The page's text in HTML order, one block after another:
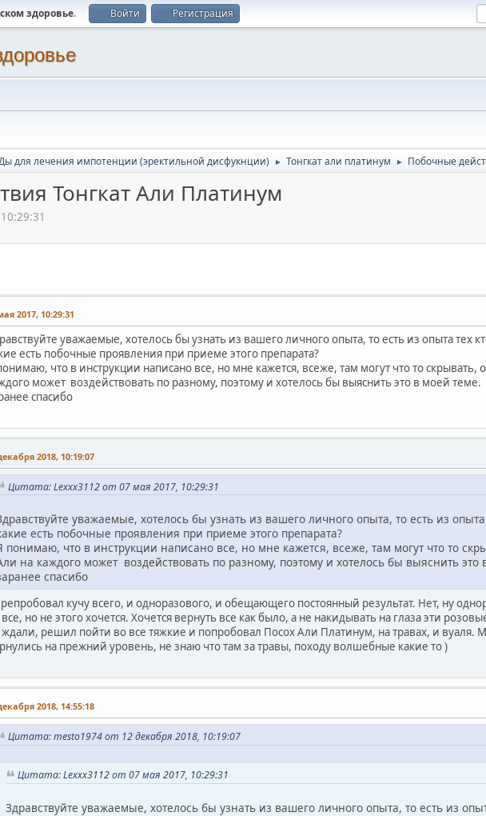
здоровье. Войти Регистрация
для лечения импотенции (эректильной дисфукнции) ► Тонгкат али платинум ► Побочные
Тонгкат Али Платинум
2017, 10:29:31
уважаемые, хотелось бы узнать из вашего личного опыта, то есть из опыта тех
есть побочные проявления при приеме этого препарата?
что в инструкции написано все, но мне кажется, всеже, там могут что то
может воздействовать по разному, поэтому и хотелось бы выяснить это в моей теме.
спасибо
2018, 10:19:07
Цитата: Lexxx3112 от 07 мая 2017, 10:29:31
уважаемые, хотелось бы узнать из вашего личного опыта, то есть из опыта
есть побочные проявления при приеме этого препарата?
понимаю, что в инструкции написано все, но мне кажется, всеже, там могут что то
на каждого может воздействовать по разному, поэтому и хотелось бы выяснить это
спасибо
кучу всего, и одноразового, и обещающего постоянный результат. Нет, ну
но не этого хочется. Хочется вернуть все как было, а не накидывать на глаза эти
ждали, решил пойти во все тяжкие и попробовал Посох Али Платинум, на травах, и вуаля.
на прежний уровень, не знаю что там за травы, походу волшебные какие то )
2018, 14:55:18
Цитата: mesto1974 от 12 декабря 2018, 10:19:07
Цитата: Lexxx3112 от 07 мая 2017, 10:29:31
Здравствуйте уважаемые, хотелось бы узнать из вашего личного опыта, то есть из